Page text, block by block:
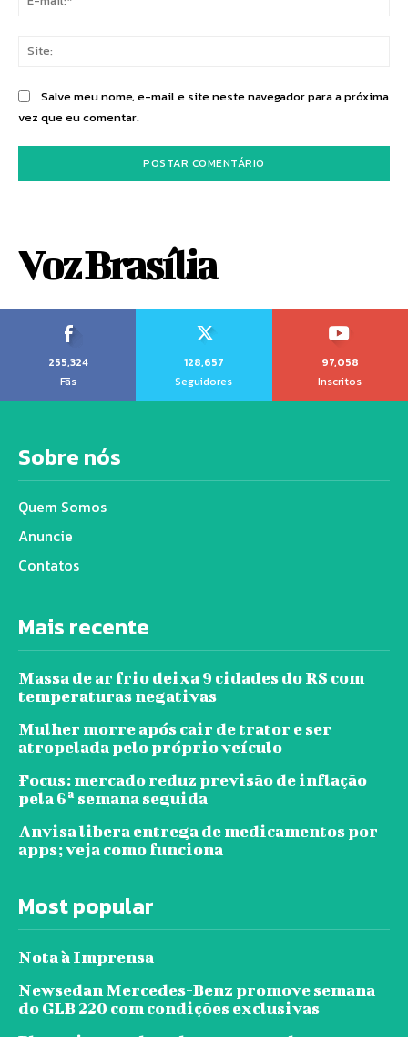
Salve meu nome, e-mail e site neste navegador para a próxima
vez que eu comentar.
Voz Brasília
255,324
Fãs
128,657
Seguidores
97,058
Inscritos
Sobre nós
Quem Somos
Anuncie
Contatos
Mais recente
Massa de ar frio deixa 9 cidades do RS com
temperaturas negativas
Mulher morre após cair de trator e ser
atropelada pelo próprio veículo
Focus: mercado reduz previsão de inflação
pela 6ª semana seguida
Anvisa libera entrega de medicamentos por
apps; veja como funciona
Most popular
Nota à Imprensa
Newsedan Mercedes-Benz promove semana
do GLB 220 com condições exclusivas